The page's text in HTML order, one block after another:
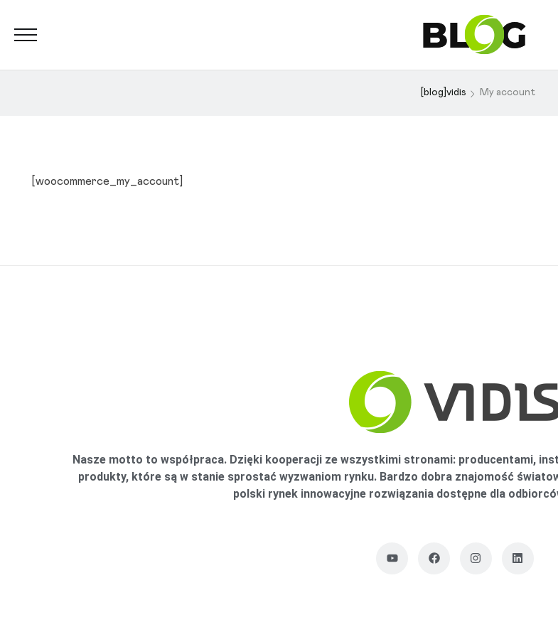
[blog]vidis My account
[woocommerce_my_account]
Nasze motto to współpraca. Dzięki kooperacji ze wszystkimi stronami: producentami,
produkty, które są w stanie sprostać wyzwaniom rynku. Bardzo dobra znajomość
polski rynek innowacyjne rozwiązania dostępne dla